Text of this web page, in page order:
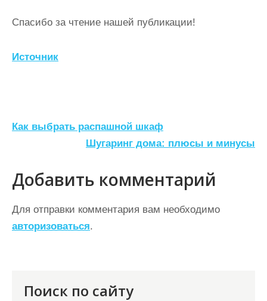
Спасибо за чтение нашей публикации!
Источник
Н
в
и
г
а
Как выбрать распашной шкаф
Шугаринг дома: плюсы и минусы
Добавить комментарий
Для отправки комментария вам необходимо
авторизоваться.
Поиск по сайту